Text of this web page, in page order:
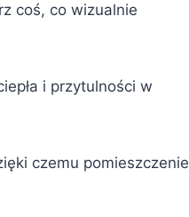
coś, co wizualnie
i przytulności w
czemu pomieszczenie